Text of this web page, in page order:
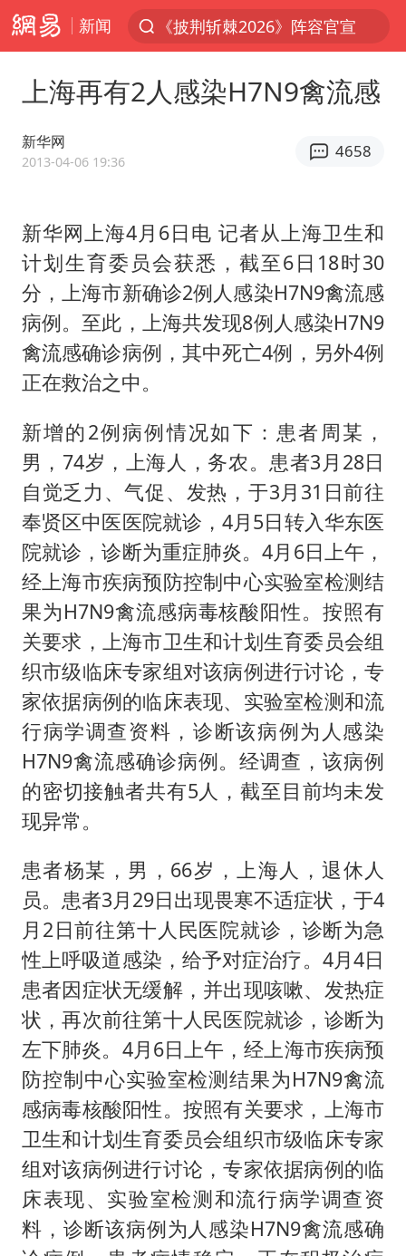
新闻
《披荆斩棘2026》阵容官宣
白海豚对华东华北影响会大于巴威
以拒绝“和平委员会”的加沙和平计划
全球最大级别运输船通过长江大桥
白海豚北上或致京津冀暴雨
上海全力守护市民“菜篮子”
上门女婿出轨女邻居多年被判重婚罪
国足U17与阿森纳决赛取消 并列冠军
暑期研学游升温 在旅途中增长知识
猫咪过火把节被抹成黑猫
宝妈给四胞胎取名平安喜乐
构建更高水平的全民健身公共服务体系
暴雨预报为何有时感觉不准
总书记点赞的非遗苗绣焕发新生机
上海再有2人感染H7N9禽流感
新华网
2013-04-06 19:36
4658
新华网上海4月6日电 记者从上海卫生和
计划生育委员会获悉，截至6日18时30
分，上海市新确诊2例人感染H7N9禽流感
病例。至此，上海共发现8例人感染H7N9
禽流感确诊病例，其中死亡4例，另外4例
正在救治之中。
新增的2例病例情况如下：患者周某，
男，74岁，上海人，务农。患者3月28日
自觉乏力、气促、发热，于3月31日前往
奉贤区中医医院就诊，4月5日转入华东医
院就诊，诊断为重症肺炎。4月6日上午，
经上海市疾病预防控制中心实验室检测结
果为H7N9禽流感病毒核酸阳性。按照有
关要求，上海市卫生和计划生育委员会组
织市级临床专家组对该病例进行讨论，专
家依据病例的临床表现、实验室检测和流
行病学调查资料，诊断该病例为人感染
H7N9禽流感确诊病例。经调查，该病例
的密切接触者共有5人，截至目前均未发
现异常。
患者杨某，男，66岁，上海人，退休人
员。患者3月29日出现畏寒不适症状，于4
月2日前往第十人民医院就诊，诊断为急
性上呼吸道感染，给予对症治疗。4月4日
患者因症状无缓解，并出现咳嗽、发热症
状，再次前往第十人民医院就诊，诊断为
左下肺炎。4月6日上午，经上海市疾病预
防控制中心实验室检测结果为H7N9禽流
感病毒核酸阳性。按照有关要求，上海市
卫生和计划生育委员会组织市级临床专家
组对该病例进行讨论，专家依据病例的临
床表现、实验室检测和流行病学调查资
料，诊断该病例为人感染H7N9禽流感确